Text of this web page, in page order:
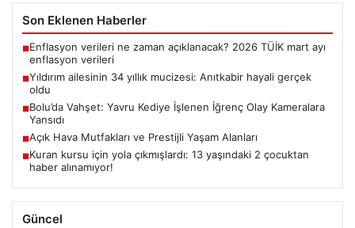
Son Eklenen Haberler
■Enflasyon verileri ne zaman açıklanacak? 2026 TÜİK mart ayı
enflasyon verileri
■Yıldırım ailesinin 34 yıllık mucizesi: Anıtkabir hayali gerçek
oldu
■Bolu’da Vahşet: Yavru Kediye İşlenen İğrenç Olay Kameralara
Yansıdı
■Açık Hava Mutfakları ve Prestijli Yaşam Alanları
■Kuran kursu için yola çıkmışlardı: 13 yaşındaki 2 çocuktan
haber alınamıyor!
Güncel